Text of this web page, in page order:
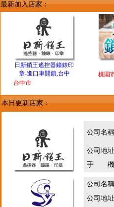
最新加入店家：
日新鎖王遙控器鐘錶印
章-進口車開鎖,台中
台中市
桃園
本日更新店家：
公司名
公司地
手 機
公司名
公司地